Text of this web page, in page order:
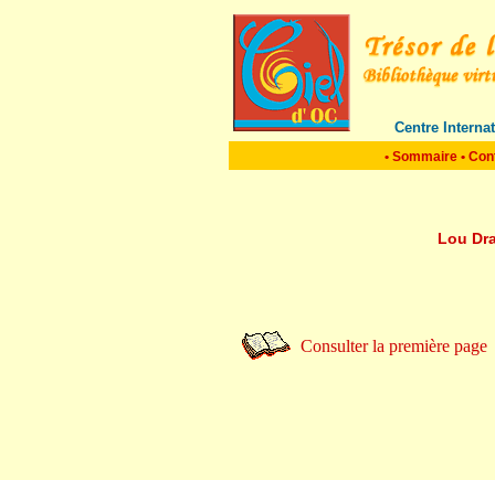
Centre
• Sommaire •
Lou
Consulter la première page